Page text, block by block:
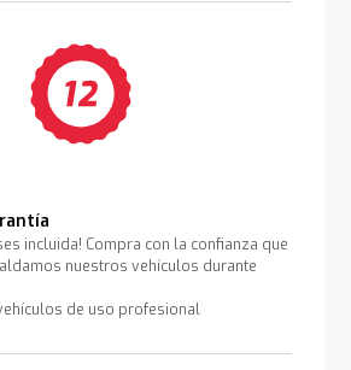
incluida! Compra con la confianza que
nuestros vehículos durante
de uso profesional